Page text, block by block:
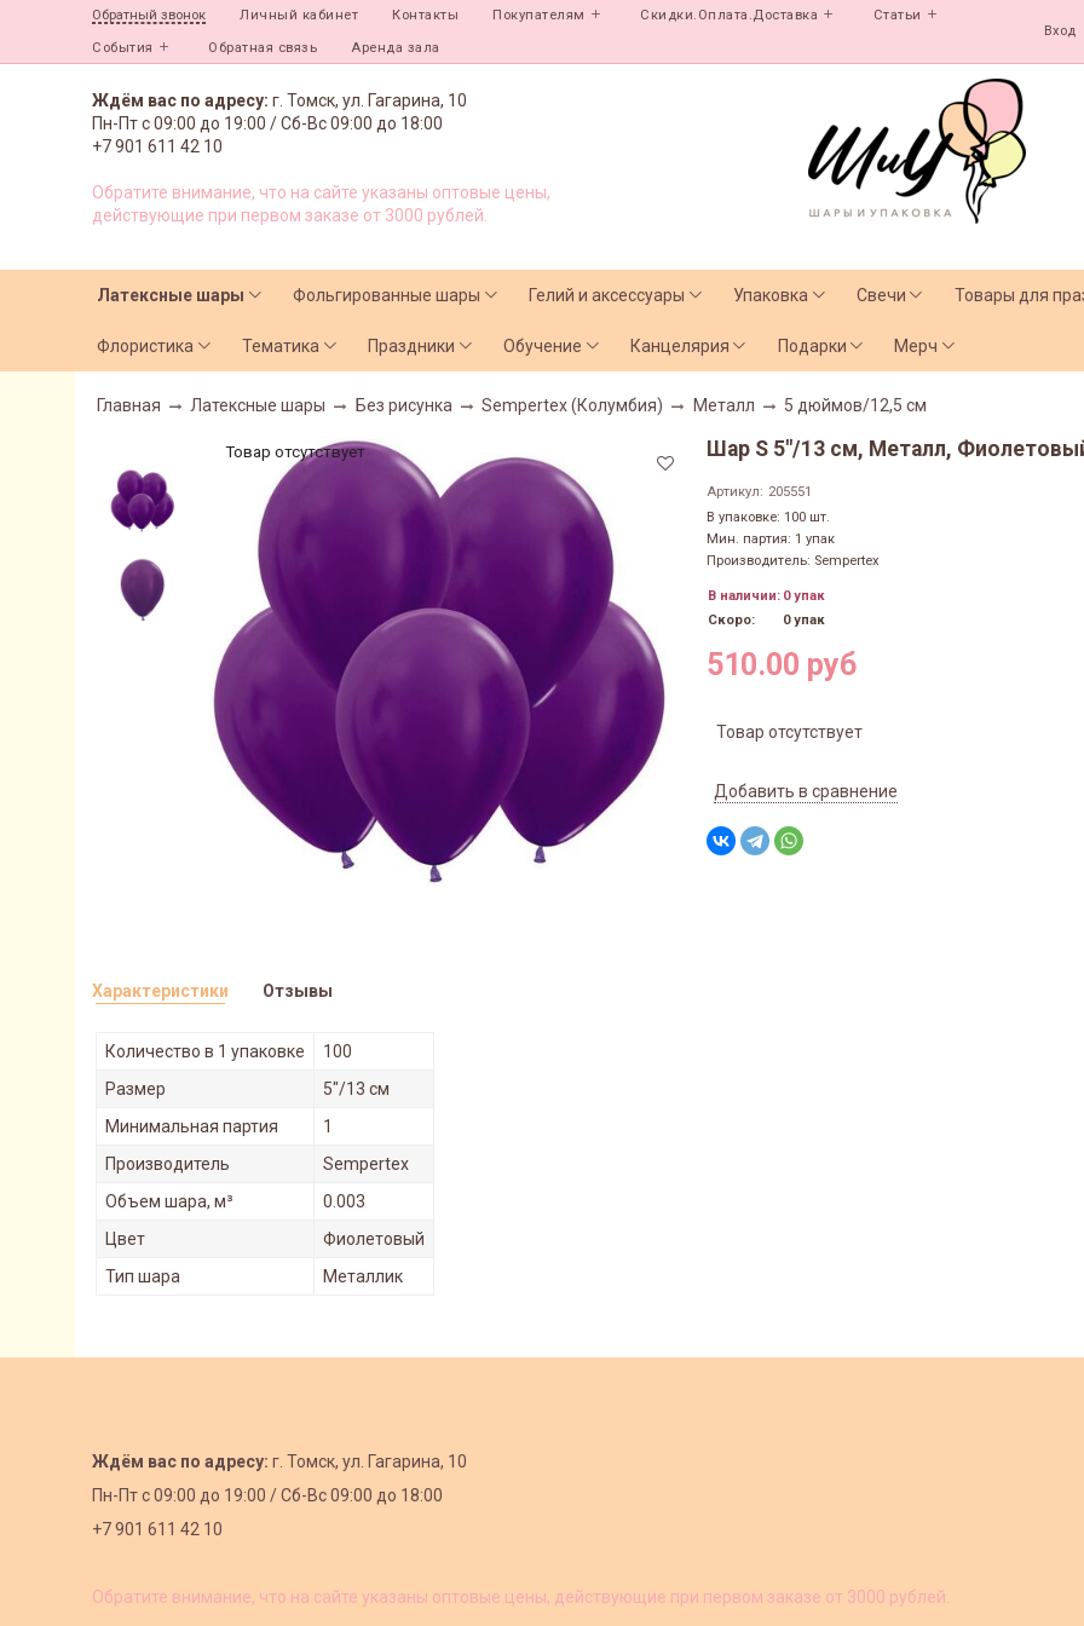
Обратный звонок Личный кабинет Контакты Покупателям Скидки.Оплата.Доставка Статьи
События Обратная связь Аренда зала
Вход
Ждём вас по адресу: г. Томск, ул. Гагарина, 10
Пн-Пт с09:00 до 19:00 /Сб-Вс 09:00 до 18:00
+7 901 611 42 10
Обратите внимание, что на сайте указаны оптовые цены,
действующие при первом заказе от 3000 рублей.
Латексные шары Фольгированные шары Гелий и аксессуары Упаковка Свечи Товары для
Флористика Тематика Праздники Обучение Канцелярия Подарки Мерч
Главная Латексные шары Без рисунка Sempertex (Колумбия) Металл 5 дюймов/12,5 см
Товар отсутствует Шар S 5"/13 см, Металл,
Артикул: 205551
В упаковке: 100 шт.
Мин. партия: 1 упак
Производитель: Sempertex
В наличии: 0 упак
Скоро:
0 упак
510.00 руб
Товар отсутствует
Добавить в сравнение
Характеристики
Количество в 1 упаковке
100
Размер
5"/13 см
Минимальная партия
1
Производитель
Sempertex
Объем шара, м³
0.003
Цвет
Фиолетовый
Тип шара
Металлик
Отзывы
Ждём вас по адресу: г. Томск, ул. Гагарина, 10
Пн-Пт с09:00 до 19:00 /Сб-Вс 09:00 до 18:00
+7 901 611 42 10
Обратите внимание, что на сайте указаны оптовые цены, действующие при первом заказе от 3000 рублей.